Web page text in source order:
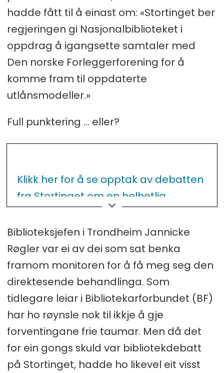
hadde fått til å einast om: «Stortinget ber
regjeringen gi Nasjonalbiblioteket i
oppdrag å igangsette samtaler med
Den norske Forleggerforening for å
komme fram til oppdaterte
utlånsmodeller.»
Full punktering … eller?
Klikk her for å se opptak av debatten
fra Stortinget om en helhetlig
Biblioteksjefen i Trondheim Jannicke
Røgler var ei av dei som sat benka
framom monitoren for å få meg seg den
direktesende behandlinga. Som
tidlegare leiar i Bibliotekarforbundet (BF)
har ho røynsle nok til ikkje å gje
forventingane frie taumar. Men då det
for ein gongs skuld var bibliotekdebatt
på Stortinget, hadde ho likevel eit visst